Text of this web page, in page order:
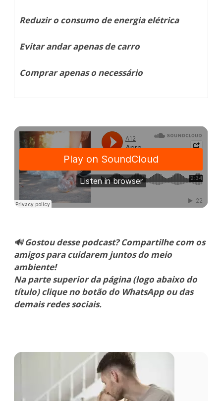
Reduzir o consumo de energia elétrica
Evitar andar apenas de carro
Comprar apenas o necessário
🔊 Gostou desse podcast? Compartilhe com os
amigos para cuidarem juntos do meio
ambiente!
Na parte superior da página (logo abaixo do
título) clique no botão do WhatsApp ou das
demais redes sociais.